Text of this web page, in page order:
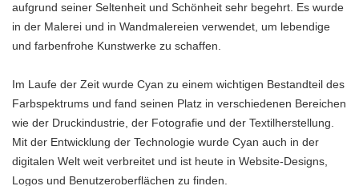
aufgrund seiner Seltenheit und Schönheit sehr begehrt. Es wurde
in der Malerei und in Wandmalereien verwendet, um lebendige
und farbenfrohe Kunstwerke zu schaffen.
Im Laufe der Zeit wurde Cyan zu einem wichtigen Bestandteil des
Farbspektrums und fand seinen Platz in verschiedenen Bereichen
wie der Druckindustrie, der Fotografie und der Textilherstellung.
Mit der Entwicklung der Technologie wurde Cyan auch in der
digitalen Welt weit verbreitet und ist heute in Website-Designs,
Logos und Benutzeroberflächen zu finden.